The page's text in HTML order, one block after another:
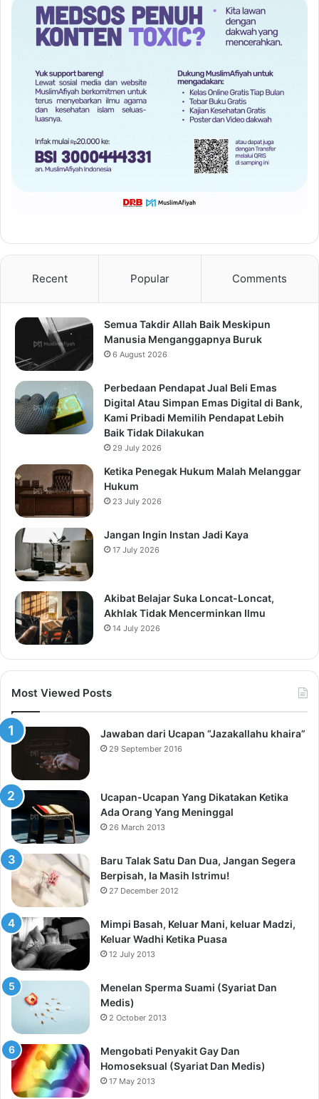
Recent Popular Comments
Semua Takdir Allah Baik Meskipun
Manusia Menganggapnya Buruk
6 August 2026
Perbedaan Pendapat Jual Beli Emas
Digital Atau Simpan Emas Digital di Bank,
Kami Pribadi Memilih Pendapat Lebih
Baik Tidak Dilakukan
29 July 2026
Ketika Penegak Hukum Malah Melanggar
Hukum
23 July 2026
Jangan Ingin Instan Jadi Kaya
17 July 2026
Akibat Belajar Suka Loncat-Loncat,
Akhlak Tidak Mencerminkan Ilmu
14 July 2026
Most Viewed Posts
Jawaban dari Ucapan “Jazakallahu khaira”
29 September 2016
Ucapan-Ucapan Yang Dikatakan Ketika
Ada Orang Yang Meninggal
26 March 2013
Baru Talak Satu Dan Dua, Jangan Segera
Berpisah, Ia Masih Istrimu!
27 December 2012
Mimpi Basah, Keluar Mani, keluar Madzi,
Keluar Wadhi Ketika Puasa
12 July 2013
Menelan Sperma Suami (Syariat Dan
Medis)
2 October 2013
Mengobati Penyakit Gay Dan
Homoseksual (Syariat Dan Medis)
17 May 2013